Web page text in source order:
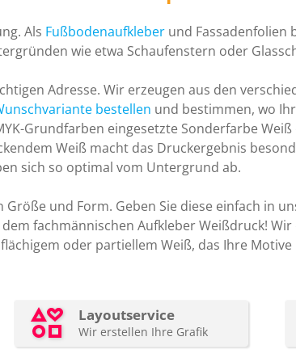
Als Fußbodenaufkleberund Fassadenfolien
wie etwa Schaufenstern oder
Adresse. Wir erzeugen aus den
bestellen und bestimmen, wo
Grundfarben eingesetzte Sonderfarbe
Weiß macht das Druckergebnis
sich so optimal vom Untergrund ab.
und Form. Geben Sie diese einfach in
fachmännischen Aufkleber Weißdruck!
oder partiellem Weiß, das Ihre